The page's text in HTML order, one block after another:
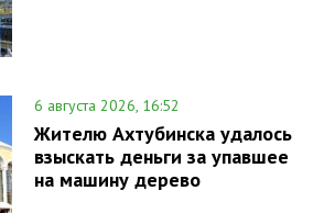
6 августа 2026, 16:52
Жителю Ахтубинска удалось
взыскать деньги за упавшее
на машину дерево